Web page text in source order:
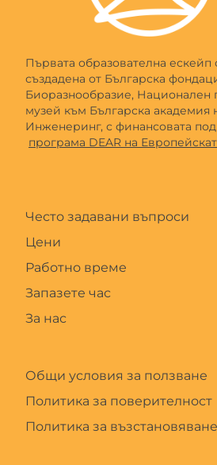
Първата образователна ескейп
създадена от Българска
Биоразнообразие, Национален
музей към Българска академия
Инженеринг, с финансовата
програма DEAR на
Често задавани въпроси
Цени
Работно време
Запазете час
За нас
Общи условия за ползване
Политика за поверителност
Политика за